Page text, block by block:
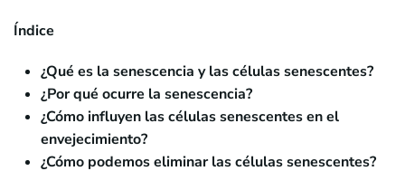
Índice
¿Qué es la senescencia y las células senescentes?
¿Por qué ocurre la senescencia?
¿Cómo influyen las células senescentes en el
envejecimiento?
¿Cómo podemos eliminar las células senescentes?